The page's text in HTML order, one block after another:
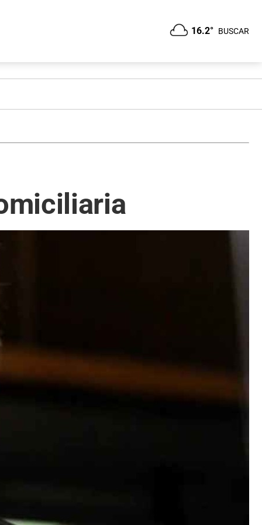
16.2° BUSCAR